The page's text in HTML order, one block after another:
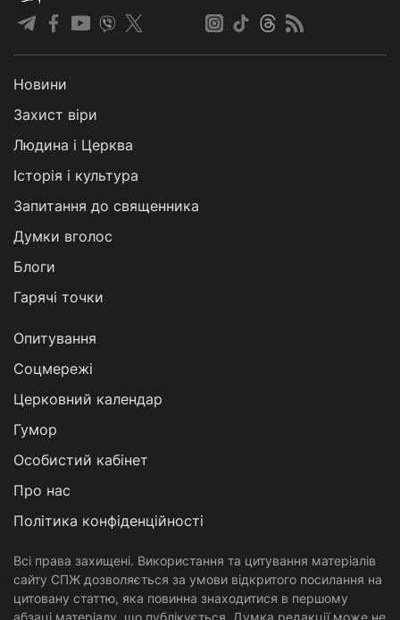
Новини
Захист віри
Людина і Церква
Історія і культура
Запитання до священника
Думки вголос
Блоги
Гарячі точки
Опитування
Соцмережі
Церковний календар
Гумор
Особистий кабінет
Про нас
Політика конфіденційності
Всі права захищені. Використання та цитування матеріалів
сайту СПЖ дозволяється за умови відкритого посилання на
цитовану статтю, яка повинна знаходитися в першому